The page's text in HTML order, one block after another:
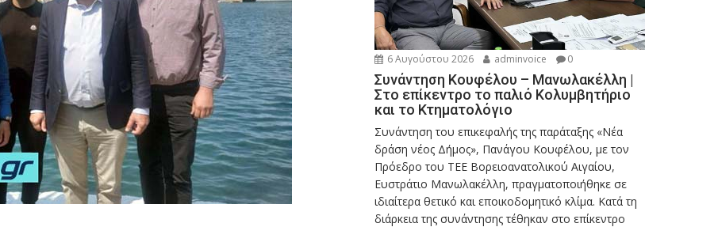
6 Αυγούστου 2026 adminvoice 0
Συνάντηση Κουφέλου – Μανωλακέλλη |
Στο επίκεντρο το παλιό Κολυμβητήριο
και το Κτηματολόγιο
Συνάντηση του επικεφαλής της παράταξης «Νέα
δράση νέος Δήμος», Πανάγου Κουφέλου, με τον
Πρόεδρο του ΤΕΕ Βορειοανατολικού Αιγαίου,
Ευστράτιο Μανωλακέλλη, πραγματοποιήθηκε σε
ιδιαίτερα θετικό και εποικοδομητικό κλίμα. Κατά τη
διάρκεια της συνάντησης τέθηκαν στο επίκεντρο